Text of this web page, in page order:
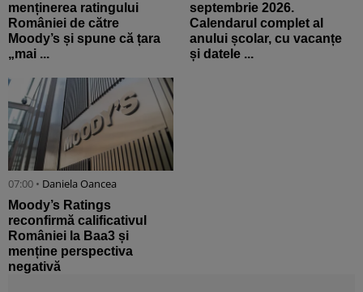
menținerea ratingului
României de către
Moody’s și spune că țara
„mai ...
septembrie 2026.
Calendarul complet al
anului școlar, cu vacanțe
și datele ...
07:00 • Daniela Oancea
Moody’s Ratings
reconfirmă calificativul
României la Baa3 și
menține perspectiva
negativă